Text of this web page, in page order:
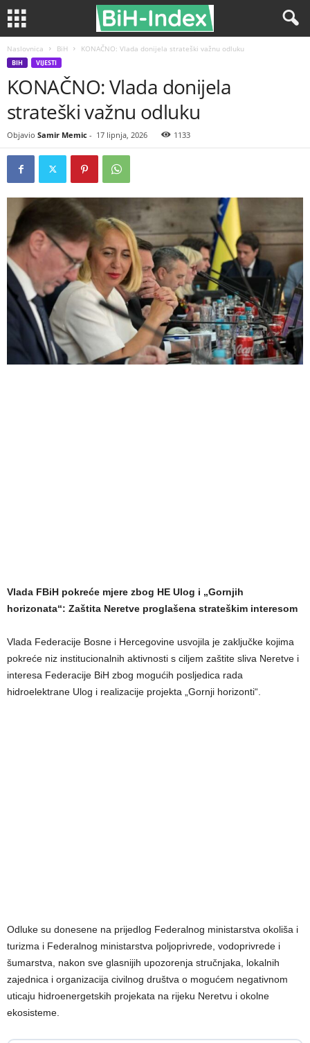
Naslovnica BiH KONAČNO: Vlada donijela strateški važnu odluku
BIH VIJESTI
KONAČNO: Vlada donijela
strateški važnu odluku
Objavio Samir Memic - 17 lipnja, 2026 1133
Vlada FBiH pokreće mjere zbog HE Ulog i „Gornjih
horizonata“: Zaštita Neretve proglašena strateškim interesom
Vlada Federacije Bosne i Hercegovine usvojila je zaključke kojima
pokreće niz institucionalnih aktivnosti s ciljem zaštite sliva Neretve i
interesa Federacije BiH zbog mogućih posljedica rada
hidroelektrane Ulog i realizacije projekta „Gornji horizonti“.
Odluke su donesene na prijedlog Federalnog ministarstva okoliša i
turizma i Federalnog ministarstva poljoprivrede, vodoprivrede i
šumarstva, nakon sve glasnijih upozorenja stručnjaka, lokalnih
zajednica i organizacija civilnog društva o mogućem negativnom
uticaju hidroenergetskih projekata na rijeku Neretvu i okolne
ekosisteme.